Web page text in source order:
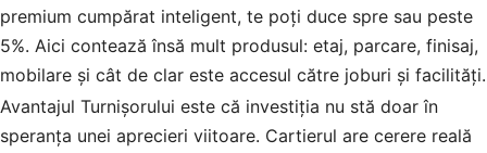
premium cumpărat inteligent, te poți duce spre sau peste
5%. Aici contează însă mult produsul: etaj, parcare, finisaj,
mobilare și cât de clar este accesul către joburi și facilități.
Avantajul Turnișorului este că investiția nu stă doar în
speranța unei aprecieri viitoare. Cartierul are cerere reală